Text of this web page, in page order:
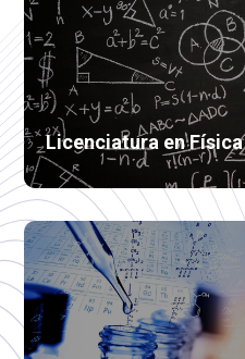
Licenciatura en Física